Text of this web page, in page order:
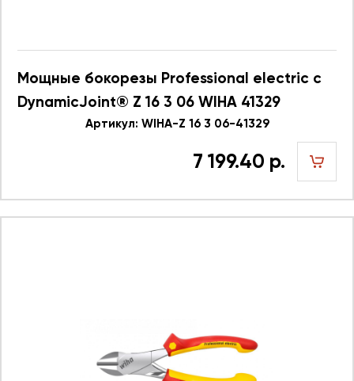
Мощные бокорезы Professional electric с
DynamicJoint® Z 16 3 06 WIHA 41329
Артикул: WIHA-Z 16 3 06-41329
7 199.40 р.